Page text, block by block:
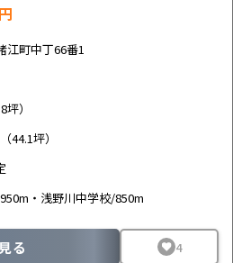
江町中丁66番1
）
44.1坪）
・浅野川中学校/850m
る 4